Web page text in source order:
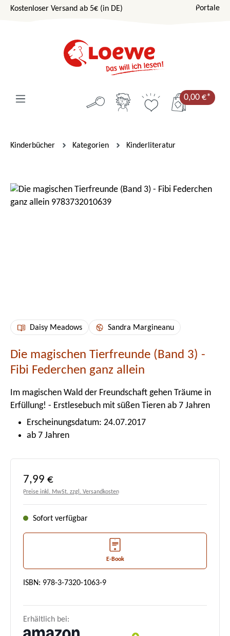
Zum Hauptinhalt springen
Kostenloser Versand ab 5€ (in DE) Portale
0,00 €*
Kinderbücher Kategorien Kinderliteratur
Bildergalerie überspringen
Daisy Meadows Sandra Margineanu
Die magischen Tierfreunde (Band 3) -
Fibi Federchen ganz allein
Im magischen Wald der Freundschaft gehen Träume in
Erfüllung! - Erstlesebuch mit süßen Tieren ab 7 Jahren
Erscheinungsdatum: 24.07.2017
ab 7 Jahren
Regulärer Preis:
7,99 €
Preise inkl. MwSt. zzgl. Versandkosten
Sofort verfügbar
E-Book
ISBN: 978-3-7320-1063-9
Erhältlich bei: